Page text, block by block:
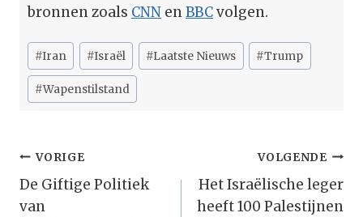
bronnen zoals CNN enBBCvolgen.
Bericht
tags:
#Iran #Israël #Laatste Nieuws #Trump
#Wapenstilstand
Bericht
Navigatie
VORIGE
De Giftige Politiek
van
VOLGENDE
Het Israëlische leger
heeft 100 Palestijnen